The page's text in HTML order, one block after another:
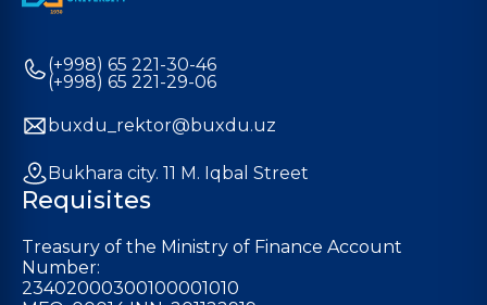
(+998) 65 221-30-46
(+998) 65 221-29-06
buxdu_rektor@buxdu.uz
Bukhara city. 11 M. Iqbal Street
Requisites
Treasury of the Ministry of Finance Account
Number:
23402000300100001010